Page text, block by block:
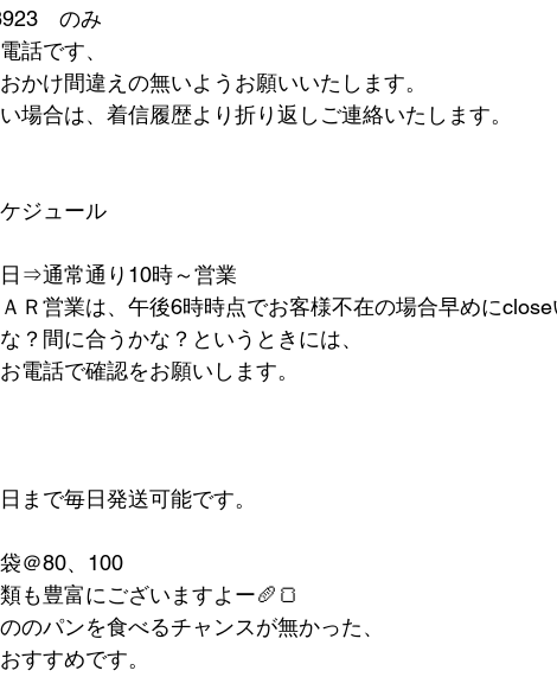
　のみ
です、
間違えの無いようお願いいたします。
合は、着信履歴より折り返しご連絡いたします。
ジュール
⇒通常通り10時～営業
営業は、午後6時時点でお客様不在の場合早めにclose
に合うかな？というときには、
で確認をお願いします。
で毎日発送可能です。
＠80、100
豊富にございますよー🥖🍞
パンを食べるチャンスが無かった、
すめです。